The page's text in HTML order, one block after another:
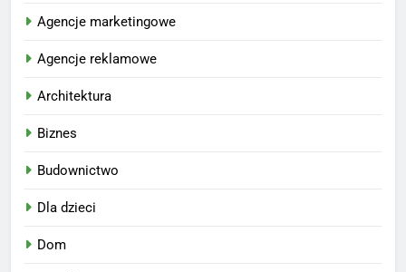
Agencje marketingowe
Agencje reklamowe
Architektura
Biznes
Budownictwo
Dla dzieci
Dom